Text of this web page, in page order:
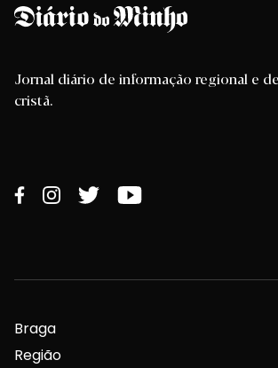
Jornal diário de informação regional e
cristã.
Braga
Região